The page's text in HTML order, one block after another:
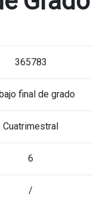
365783
final de grado
Cuatrimestral
6
/